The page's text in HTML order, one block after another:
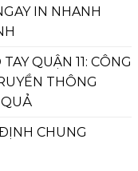
IN NHANH
TAY QUẬN 11: CÔNG
THÔNG
CHUNG